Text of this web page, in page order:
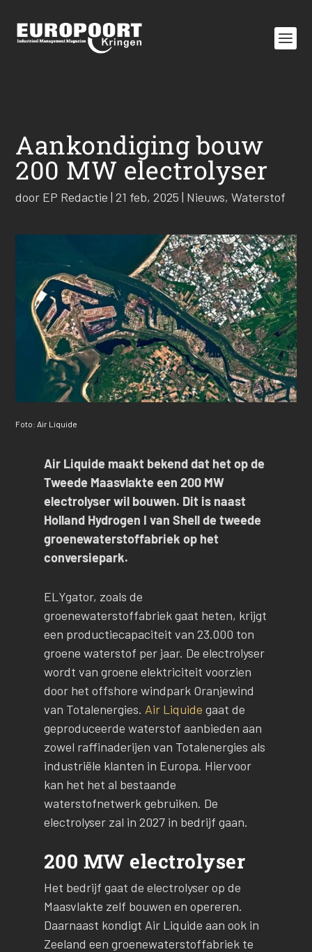
Aankondiging bouw
200 MW electrolyser
door EP Redactie |21 feb, 2025 | Nieuws,Waterstof
Foto: Air Liquide
Air Liquide maakt bekend dat het op de
Tweede Maasvlakte een 200 MW
electrolyser wil bouwen. Dit is naast
Holland Hydrogen I van Shell de tweede
groenewaterstoffabriek op het
conversiepark.
ELYgator, zoals de
groenewaterstoffabriek gaat heten, krijgt
een productiecapaciteit van 23.000 ton
groene waterstof per jaar. De electrolyser
wordt van groene elektriciteit voorzien
door het offshore windpark Oranjewind
van Totalenergies. Air Liquide gaat de
geproduceerde waterstof aanbieden aan
zowel raffinaderijen van Totalenergies als
industriële klanten in Europa. Hiervoor
kan het het al bestaande
waterstofnetwerk gebruiken. De
electrolyser zal in 2027 in bedrijf gaan.
200 MW electrolyser
Het bedrijf gaat de electrolyser op de
Maasvlakte zelf bouwen en opereren.
Daarnaast kondigt Air Liquide aan ook in
Zeeland een groenewaterstoffabriek te